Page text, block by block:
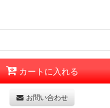
カートに入れる
お問い合わせ